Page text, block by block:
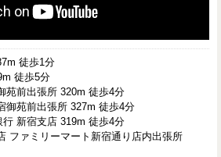
徒歩1分
徒歩5分
苑前出張所 320m 徒歩4分
御苑前出張所 327m 徒歩4分
新宿支店 319m 徒歩4分
ファミリーマート新宿通り店内出張所